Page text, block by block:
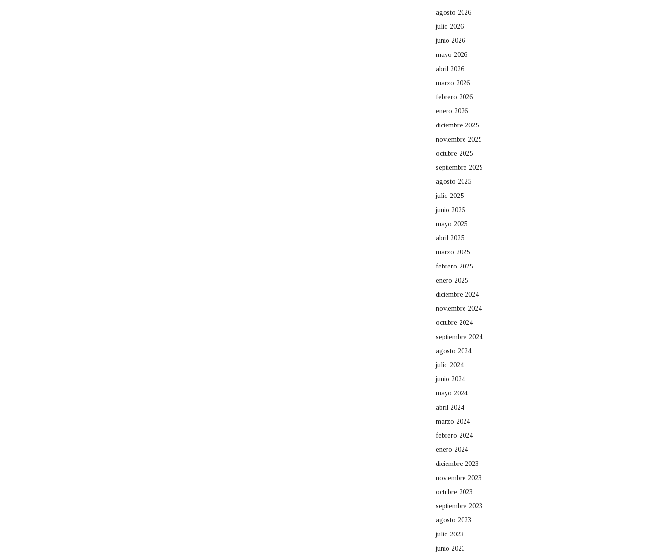
agosto 2026
julio 2026
junio 2026
mayo 2026
abril 2026
marzo 2026
febrero 2026
enero 2026
diciembre 2025
noviembre 2025
octubre 2025
septiembre 2025
agosto 2025
julio 2025
junio 2025
mayo 2025
abril 2025
marzo 2025
febrero 2025
enero 2025
diciembre 2024
noviembre 2024
octubre 2024
septiembre 2024
agosto 2024
julio 2024
junio 2024
mayo 2024
abril 2024
marzo 2024
febrero 2024
enero 2024
diciembre 2023
noviembre 2023
octubre 2023
septiembre 2023
agosto 2023
julio 2023
junio 2023